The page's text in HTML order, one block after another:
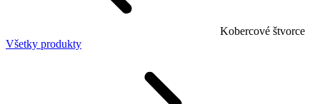
Kobercové štvorce
Všetky produkty